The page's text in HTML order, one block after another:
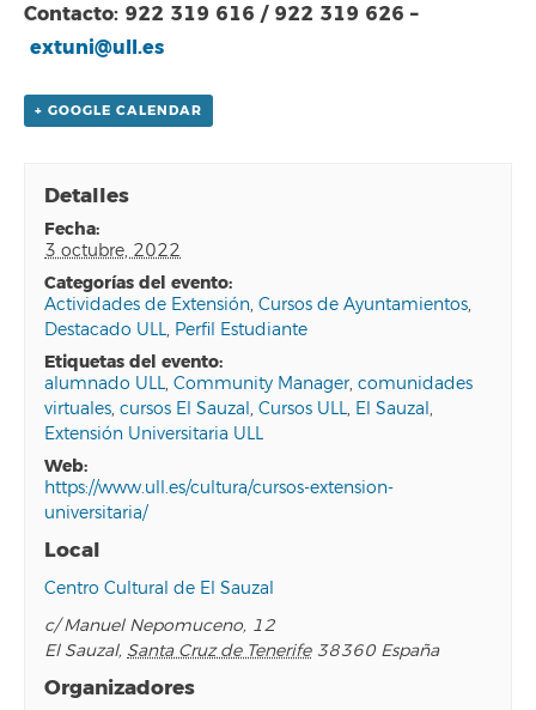
Contacto: 922 319 616 / 922 319 626 –
extuni@ull.es
+ GOOGLE CALENDAR
Detalles
fecha:
3 octubre, 2022
categorías del evento:
Actividades de Extensión,Cursos de Ayuntamientos,
Destacado ULL, Perfil Estudiante
etiquetas del evento:
alumnado ULL,Community Manager,comunidades
virtuales,cursos El Sauzal,Cursos ULL, El Sauzal,
Extensión Universitaria ULL
web:
https://www.ull.es/cultura/cursos-extension-
universitaria/
Local
Centro Cultural de El Sauzal
c/ Manuel Nepomuceno, 12
El Sauzal, Santa Cruz de Tenerife 38360 España
Organizadores